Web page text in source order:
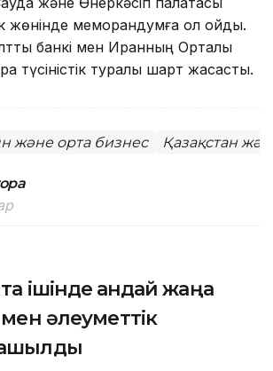
жөнінде меморандумға қол қойды.
банкі мен Иранның Орталық
түсіністік туралы шарт жасасты.
және орта бизнес Қазақстан
ішінде қандай жаңа
әлеуметтік